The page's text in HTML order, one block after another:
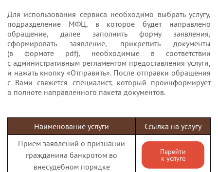
Для использования сервиса необходимо выбрать услугу,
подразделение МФЦ, в которое будет направлено
обращение, далее заполнить форму заявления,
сформировать заявление, прикрепить документы
(в формате pdf), необходимые в соответствии
с административным регламентом предоставления услуги,
и нажать кнопку «Отправить». После отправки обращения
с Вами свяжется специалист, который проинформирует
о полноте направленного пакета документов.
Наименование услуги
Ссылка на услугу
Прием заявлений о признании
гражданина банкротом во
внесудебном порядке
Перейти
к услуге